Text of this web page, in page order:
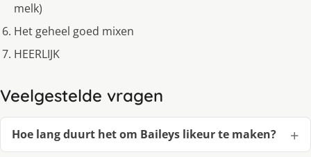
melk)
Het geheel goed mixen
HEERLIJK
Veelgestelde vragen
Hoe lang duurt het om Baileys likeur te maken?